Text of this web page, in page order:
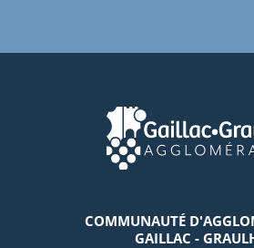
COMMUNAUTÉ
GAILLAC -